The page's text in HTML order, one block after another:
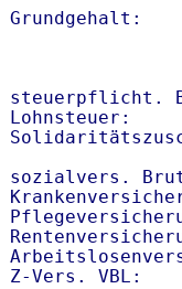
steuerpflicht.
Lohnsteuer:
sozialvers.
Z-Vers. VBL: